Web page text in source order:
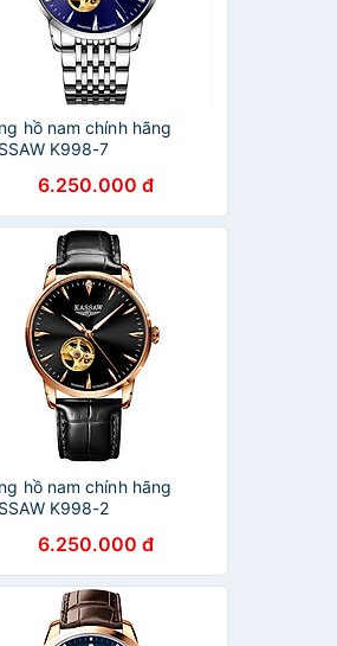
hồ nam chính hãng
K998-7
6.250.000 đ
hồ nam chính hãng
K998-2
6.250.000 đ